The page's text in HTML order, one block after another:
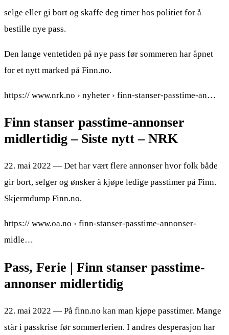
selge eller gi bort og skaffe deg timer hos politiet for å
bestille nye pass.
Den lange ventetiden på nye pass før sommeren har åpnet
for et nytt marked på Finn.no.
https:// www.nrk.no › nyheter › finn-stanser-passtime-an…
Finn stanser passtime-annonser
midlertidig – Siste nytt – NRK
22. mai 2022 — Det har vært flere annonser hvor folk både
gir bort, selger og ønsker å kjøpe ledige passtimer på Finn.
Skjermdump Finn.no.
https:// www.oa.no › finn-stanser-passtime-annonser-
midle…
Pass, Ferie | Finn stanser passtime-
annonser midlertidig
22. mai 2022 — På finn.no kan man kjøpe passtimer. Mange
står i passkrise før sommerferien. I andres desperasjon har